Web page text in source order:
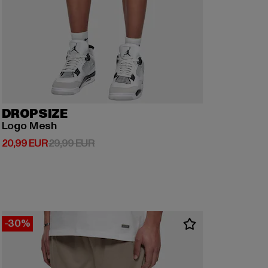
DROPSIZE
Logo Mesh
20,99 EUR
Derzeitiger Preis: 20,99 EUR
29,99 EURAktionspreis: 29,99 EUR
-30%